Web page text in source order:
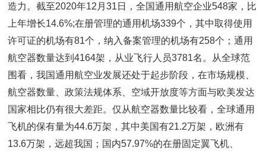
造力。截至2020年12月31日，全国通用航空企业548家，比
上年增长14.6%;在册管理的通用机场339个，其中取得使用
许可证的机场有81个，纳入备案管理的机场有258个；通用
航空器数量达到4164架，从业飞行人员3781名。从全球范
围看，我国通用航空业发展还处于起步阶段，在市场规模、
航空器数量、政策法规体系、空域开放度等方面与欧美发达
国家相比仍有很大差距。仅从航空器数量比较看，全球通用
飞机的保有量为44.6万架，其中美国有21.2万架，欧洲有
13.6万架，远超我国；国内57.97%的在册固定翼飞机、